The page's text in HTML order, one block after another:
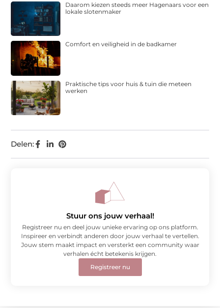
Delen:
Daarom kiezen steeds meer Hagenaars voor een
lokale slotenmaker
Comfort en veiligheid in de badkamer
Praktische tips voor huis & tuin die meteen
werken
Stuur ons jouw verhaal!
Registreer nu en deel jouw unieke ervaring op ons platform.
Inspireer en verbindt anderen door jouw verhaal te vertellen.
Jouw stem maakt impact en versterkt een community waar
verhalen écht betekenis krijgen.
Registreer nu